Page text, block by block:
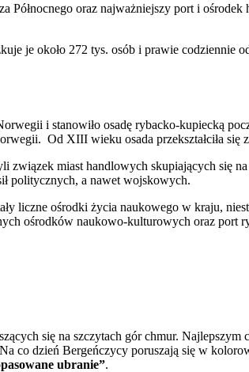
oraz najważniejszy port i
je około 272 tys. osób i prawie
i stanowiło osadę rybacko-kupiecką
Od XIII wieku osada przekształciła się
miast handlowych skupiających się
politycznych, a nawet wojskowych.
liczne ośrodki życia naukowego w kraju,
ośrodków naukowo-kulturowych oraz port
się na szczytach gór chmur.
co dzień Bergeńczycy poruszają się w
ubranie”.